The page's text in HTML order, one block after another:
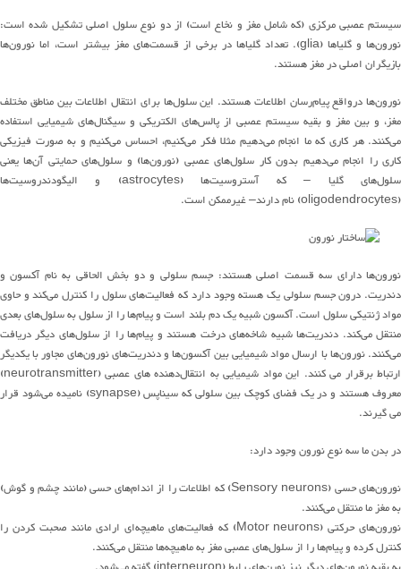
سیستم عصبی مرکزی (کهشامل مغز و نخاع است) از دو نوع سلول اصلیتشکیل شده است:
نورونها و گلیاها (glia). تعداد گلیاها در برخی از قسمتهای مغز بیشتر است، اما نورونها
بازیگران اصلیدرمغز هستند.
نورونهادرواقعپیامرسان اطلاعات هستند. این سلول‌هابرای انتقال اطلاعات بین مناطق مختلف
مغز، و بین مغز و بقیه سیستم عصبی از پالس‌های الکتریکی و سیگنالهای شیمیایی استفاده
میکنند.هرکاری که ما انجام می‌دهیم مثلافکر میکنیم،احساس میکنیمو به صورت فیزیکی
کاری را انجاممیدهیم بدون کار سلولهایعصبی (نورون‌ها) و سلولهایحمایتیآنها یعنی
سلولهایگلیا –که آستروسیتها(astrocytes) و الیگودندروسیتها
(oligodendrocytes)
نام دارند–غیرممکن است.
نورونهادارای سه قسمت اصلیهستند: جسمسلولی و دو بخش الحاقی به نام آکسون و
دندریت. درونجسمسلولییک هسته وجود دارد که فعالیتهایسلول را کنترلمیکندو حاوی
مواد ژنتیکی سلول است.آکسون شبیه یک دم بلند است وپیامهارا از سلولبه سلول‌های بعدی
منتقلمیکند. دندریتهاشبیه شاخههایدرخت هستند و پیامهارا از سلول‌های دیگردریافت
میکنند.نورونهابا ارسال مواد شیمیاییبین آکسونها و دندریتهای نورونهای مجاور با یکدیگر
ارتباط برقرار می کنند. این مواد شیمیاییبه انتقالدهندههای عصبی(neurotransmitter)
معروف هستند ودر یک فضای کوچکبین سلولیکه سیناپس(synapse) نامیدهمیشود قرار
می گیرند.
در بدن ماسه نوع نورون وجود دارد:
نورونهایحسی(Sensory neurons) که اطلاعات را ازاندامهایحسی(مانند چشم و گوش)
به مغزمامنتقلمیکنند.
نورونهایحرکتی (Motor neurons) که فعالیتهای ماهیچهایارادی مانند صحبت کردن را
کنترلکردهوپیامهارا ازسلولهایعصبی مغز بهماهیچههامنتقلمیکنند.